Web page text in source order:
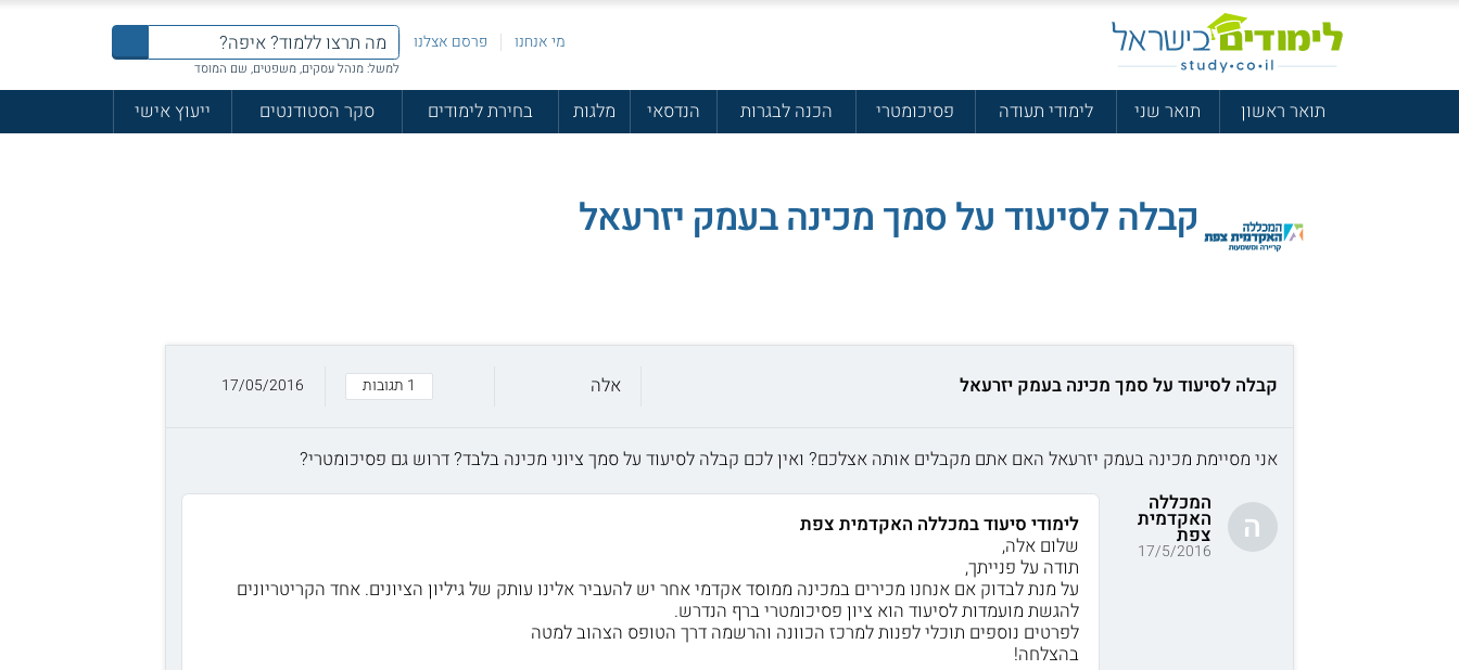
מי אנחנו פרסם אצלנו
למשל: מנהל עסקים, משפטים, שם המוסד
תואר ראשון תואר שני לימודי תעודה פסיכומטרי הכנה לבגרות הנדסאי מלגות בחירת לימודים סקר הסטודנטים ייעוץ אישי
קבלה לסיעוד על סמך מכינה בעמק יזרעאל
קבלה לסיעוד על סמך מכינה בעמק יזרעאל אלה 1 תגובות 17/05/2016
אני מסיימת מכינה בעמק יזרעאל האם אתם מקבלים אותה אצלכם? ואין לכם קבלה לסיעוד על סמך ציוני מכינה בלבד? דרוש גם פסיכומטרי?
ה
המכללה
האקדמית
צפת
17/5/2016
לימודי סיעוד במכללה האקדמית צפת
שלום אלה,
תודה על פנייתך,
על מנת לבדוק אם אנחנו מכירים במכינה ממוסד אקדמי אחר יש להעביר אלינו עותק של גיליון הציונים. אחד הקריטריונים
להגשת מועמדות לסיעוד הוא ציון פסיכומטרי ברף הנדרש.
לפרטים נוספים תוכלי לפנות למרכז הכוונה והרשמה דרך הטופס הצהוב למטה
בהצלחה!